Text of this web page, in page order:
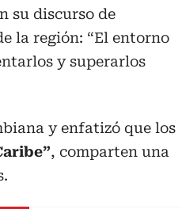
su discurso de
la región: “El entorno
y superarlos
y enfatizó que los
, comparten una